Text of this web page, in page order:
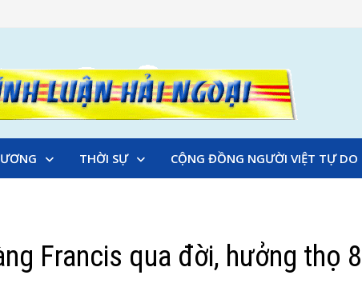
THỜI SỰ CỘNG ĐỒNG NGƯỜI VIỆT TỰ DO
Francis qua đời, hưởng thọ